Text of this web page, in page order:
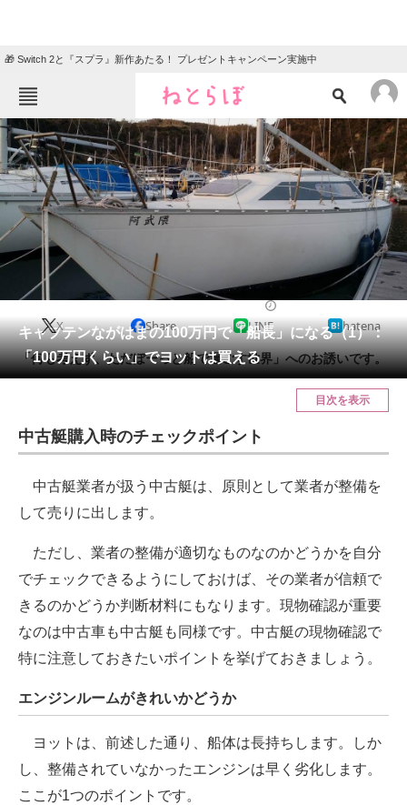
🎁 Switch 2と『スプラ』新作あたる！ プレゼントキャンペーン実施中
ねとらぼメニュー
TOP ニュース
エンタメ クイズ
グルメ
住まい
動物 リサーチ
会員記事
メディア
ITの今と未来を見通す
スマホと通信の最新トレンド
進化するPCとデバイスの未来
好きが集まる 比べて選べる
ビジネスと働き方のヒント
AI活用のいまが分かる
経営リーダーのコミュニティ
ITエンジニア向け専門サイト
キャプテンながはまの100万円で「船長」になる（1）：
「100万円くらい」でヨットは買える
X Share LINE hatena
「何も考えず、ただぼーっと船で過ごす世界」へのお誘いです。
目次を表示
中古艇購入時のチェックポイント
中古艇業者が扱う中古艇は、原則として業者が整備を
して売りに出します。
ただし、業者の整備が適切なものなのかどうかを自分
でチェックできるようにしておけば、その業者が信頼で
きるのかどうか判断材料にもなります。現物確認が重要
なのは中古車も中古艇も同様です。中古艇の現物確認で
特に注意しておきたいポイントを挙げておきましょう。
エンジンルームがきれいかどうか
ヨットは、前述した通り、船体は長持ちします。しか
し、整備されていなかったエンジンは早く劣化します。
ここが1つのポイントです。